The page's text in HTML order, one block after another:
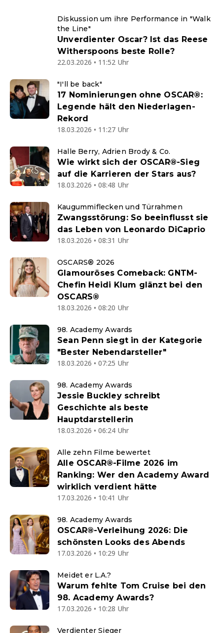
Diskussion um ihre Performance in "Walk
the Line"
Unverdienter Oscar? Ist das Reese
Witherspoons beste Rolle?
22.03.2026 • 11:52 Uhr
"I'll be back"
17 Nominierungen ohne OSCAR®:
Legende hält den Niederlagen-
Rekord
18.03.2026 • 11:27 Uhr
Halle Berry, Adrien Brody & Co.
Wie wirkt sich der OSCAR®-Sieg
auf die Karrieren der Stars aus?
18.03.2026 • 08:48 Uhr
Kaugummiflecken und Türrahmen
Zwangsstörung: So beeinflusst sie
das Leben von Leonardo DiCaprio
18.03.2026 • 08:31 Uhr
OSCARS® 2026
Glamouröses Comeback: GNTM-
Chefin Heidi Klum glänzt bei den
OSCARS®
18.03.2026 • 08:20 Uhr
98. Academy Awards
Sean Penn siegt in der Kategorie
"Bester Nebendarsteller"
18.03.2026 • 07:25 Uhr
98. Academy Awards
Jessie Buckley schreibt
Geschichte als beste
Hauptdarstellerin
18.03.2026 • 06:24 Uhr
Alle zehn Filme bewertet
Alle OSCAR®-Filme 2026 im
Ranking: Wer den Academy Award
wirklich verdient hätte
17.03.2026 • 10:41 Uhr
98. Academy Awards
OSCAR®-Verleihung 2026: Die
schönsten Looks des Abends
17.03.2026 • 10:29 Uhr
Meidet er L.A.?
Warum fehlte Tom Cruise bei den
98. Academy Awards?
17.03.2026 • 10:28 Uhr
Verdienter Sieger